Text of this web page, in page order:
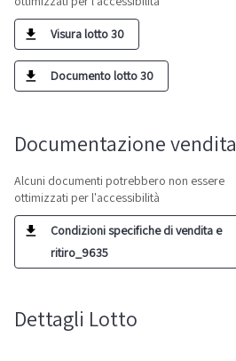
Visura lotto 30
Documento lotto 30
Documentazione vendita
Alcuni documenti potrebbero non essere
ottimizzati per l'accessibilità
Condizioni specifiche di vendita e
ritiro_9635
Dettagli Lotto